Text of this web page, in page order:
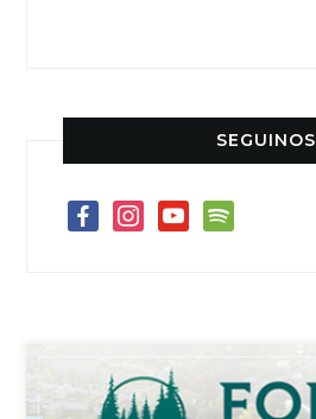
SEGUINOS
facebookinstagramyoutubespotify